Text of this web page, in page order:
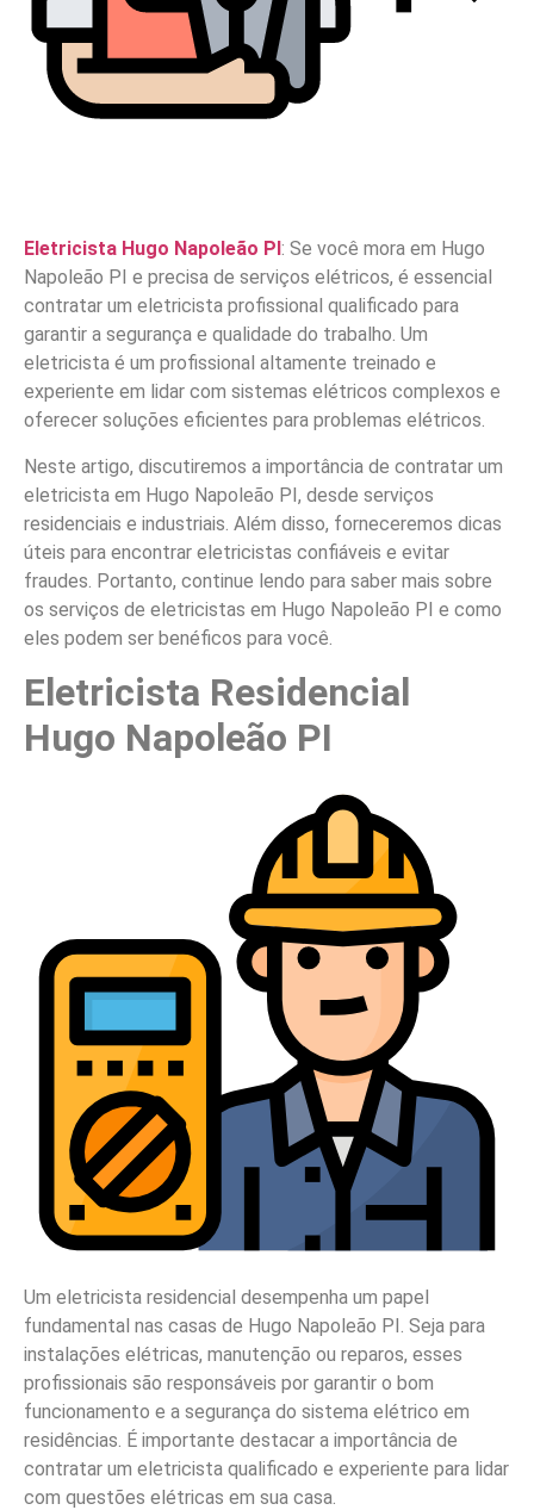
Eletricista Hugo Napoleão PI : Se você mora em Hugo
Napoleão PI e precisa de serviços elétricos, é essencial
contratar um eletricista profissional qualificado para
garantir a segurança e qualidade do trabalho. Um
eletricista é um profissional altamente treinado e
experiente em lidar com sistemas elétricos complexos e
oferecer soluções eficientes para problemas elétricos.
Neste artigo, discutiremos a importância de contratar um
eletricista em Hugo Napoleão PI, desde serviços
residenciais e industriais. Além disso, forneceremos dicas
úteis para encontrar eletricistas confiáveis e evitar
fraudes. Portanto, continue lendo para saber mais sobre
os serviços de eletricistas em Hugo Napoleão PI e como
eles podem ser benéficos para você.
Eletricista Residencial
Hugo Napoleão PI
Um eletricista residencial desempenha um papel
fundamental nas casas de Hugo Napoleão PI. Seja para
instalações elétricas, manutenção ou reparos, esses
profissionais são responsáveis por garantir o bom
funcionamento e a segurança do sistema elétrico em
residências. É importante destacar a importância de
contratar um eletricista qualificado e experiente para lidar
com questões elétricas em sua casa.